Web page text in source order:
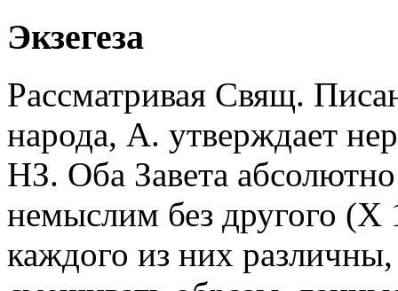
Экзегеза
Рассматривая Свящ.
народа, А. утверждает
НЗ. Оба Завета
немыслим без другого
каждого из них